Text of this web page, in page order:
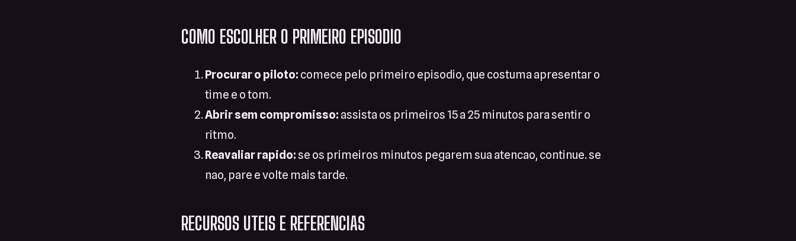
COMO ESCOLHER O PRIMEIRO EPISODIO
Procurar o piloto: comece pelo primeiro episodio, que costuma apresentar o
time e o tom.
Abrir sem compromisso: assista os primeiros 15 a 25 minutos para sentir o
ritmo.
Reavaliar rapido:se os primeiros minutos pegarem sua atencao, continue. se
nao, pare e volte mais tarde.
RECURSOS UTEIS E REFERENCIAS